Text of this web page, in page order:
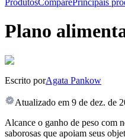
Plano
Escrito porAgata Pankow
Atualizado em 9 de dez. de
Alcance o ganho de peso com
saborosas que apoiam seus